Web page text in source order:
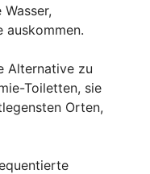
auskommen.
Alternative zu
Toiletten, sie
Orten,